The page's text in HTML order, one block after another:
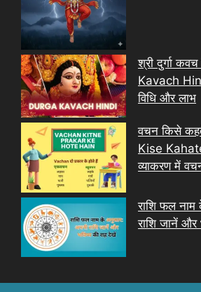
श्री दुर्गा
Kavach
विधि और लाभ
वचन किसे
Kise
व्याकरण में
राशि फल
राशि जानें और